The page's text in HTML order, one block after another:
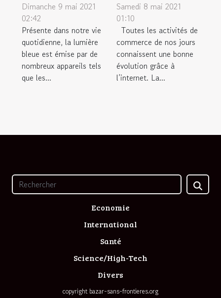
Dimanche 9 mai 2021
02:42
Présente dans notre vie
quotidienne, la lumière
bleue est émise par de
nombreux appareils tels
que les...
Samedi 8 mai 2021
01:10
Toutes les activités de
commerce de nos jours
connaissent une bonne
évolution grâce à
l’internet. La...
Economie
International
Santé
Science/High-Tech
Divers
copyright bazar-sans-frontieres.org